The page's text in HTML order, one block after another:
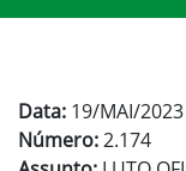
Data: 19/MAI/2023
Número:2.174